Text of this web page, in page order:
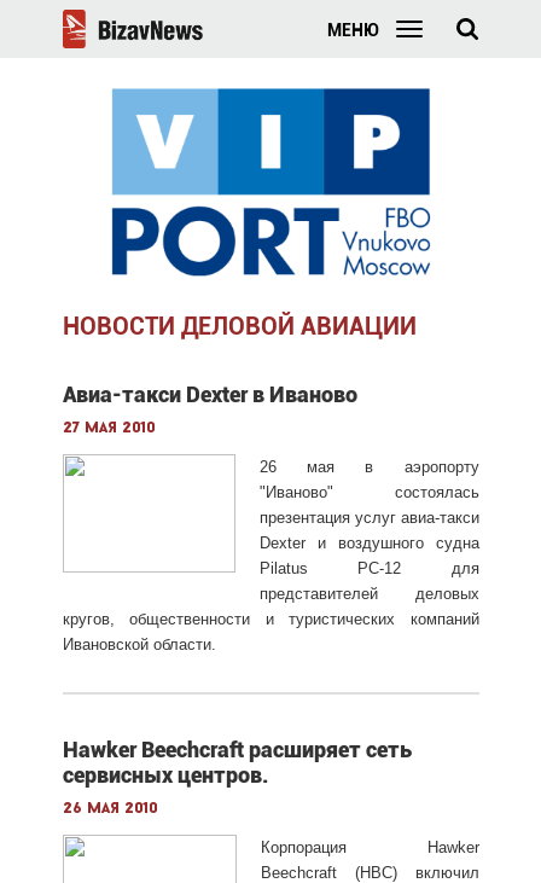
МЕНЮ
НОВОСТИ ДЕЛОВОЙ АВИАЦИИ
Авиа-такси Dexter в Иваново
27 мая 2010
26 мая в аэропорту
"Иваново" состоялась
презентация услуг авиа-такси
Dexter и воздушного судна
Pilatus PC-12 для
представителей деловых
кругов, общественности и туристических компаний
Ивановской области.
Hawker Beechcraft расширяет сеть
сервисных центров.
26 мая 2010
Корпорация Hawker
Beechcraft (НВС) включил